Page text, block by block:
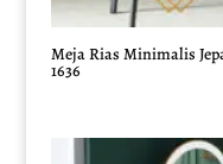
Meja Rias Minimalis
1636